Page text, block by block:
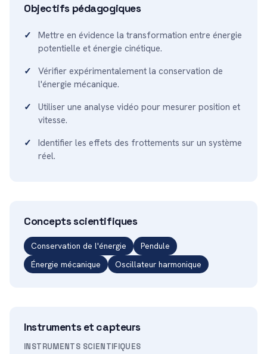
Objectifs pédagogiques
Mettre en évidence la transformation entre énergie
potentielle et énergie cinétique.
Vérifier expérimentalement la conservation de
l'énergie mécanique.
Utiliser une analyse vidéo pour mesurer position et
vitesse.
Identifier les effets des frottements sur un système
réel.
Concepts scientifiques
Conservation de l'énergie
Pendule
Énergie mécanique
Oscillateur harmonique
Instruments et capteurs
INSTRUMENTS SCIENTIFIQUES